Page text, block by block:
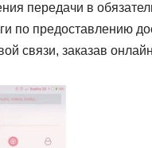
передачи в
по предоставлению
связи, заказав